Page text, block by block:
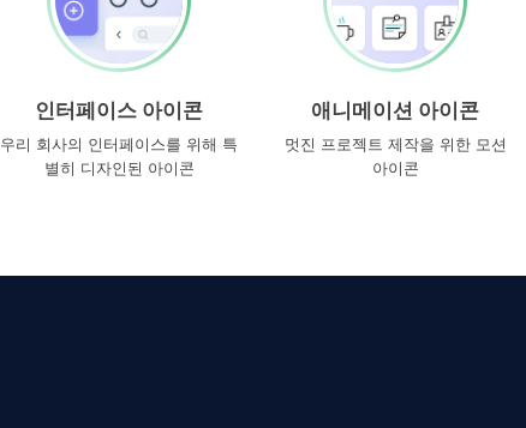
인터페이스 아이콘
우리 회사의 인터페이스를 위해 특
별히 디자인된 아이콘
애니메이션 아이콘
멋진 프로젝트 제작을 위한 모션
아이콘